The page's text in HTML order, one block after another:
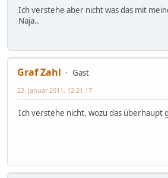
Ich verstehe aber nicht was das mit
Naja..
Graf Zahl
Gast
22. Januar 2011, 12:21:17
Ich verstehe nicht, wozu das überhaupt